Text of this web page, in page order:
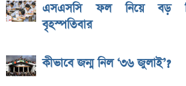
এসএসসি ফল নিয়ে বড়
বৃহস্পতিবার
কীভাবে জন্ম নিল ‘৩৬ জুলাই’?